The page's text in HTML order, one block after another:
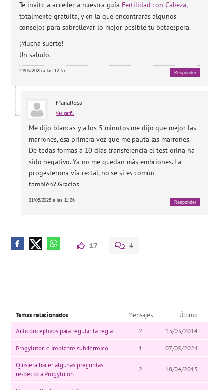
Te invito a acceder a nuestra guía Fertilidad con Cabeza,
totalmente gratuita, y en la que encontrarás algunos
consejos para sobrellevar lo mejor posible tu betaespera.
¡Mucha suerte!
Un saludo.
29/05/2025 a las 12:57 Responder
MariaRosa
Ver perfil
Me dijo blancas y a los 5 minutos me dijo que mejor las
marrones, esa primera vez que me pauta las marrones.
De todas formas a 10 días transferencia el test orina ha
sido negativo. Ya no me quedan más embriones. La
progesterona vía rectal, no se si es común
también?.Gracias
31/05/2025 a las 11:26 Responder
17 4
Temas relacionados Mensajes
Último
Anticonceptivos para regular la regla
2 13/03/2014
Progyluton e implante subdérmico 1
07/05/2024
Quisiera hacer algunas preguntas
respecto a Progyluton.
2 10/04/2015